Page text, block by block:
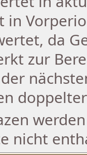
in
da
zur
nicht